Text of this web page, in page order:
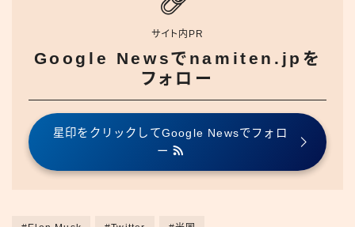
サイト内PR
Google Newsでnamiten.jpを
フォロー
星印をクリックしてGoogle Newsでフォロ
ー